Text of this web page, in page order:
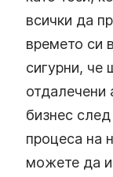
всички да
времето си
сигурни, че
отдалечени
бизнес
процеса на
можете да